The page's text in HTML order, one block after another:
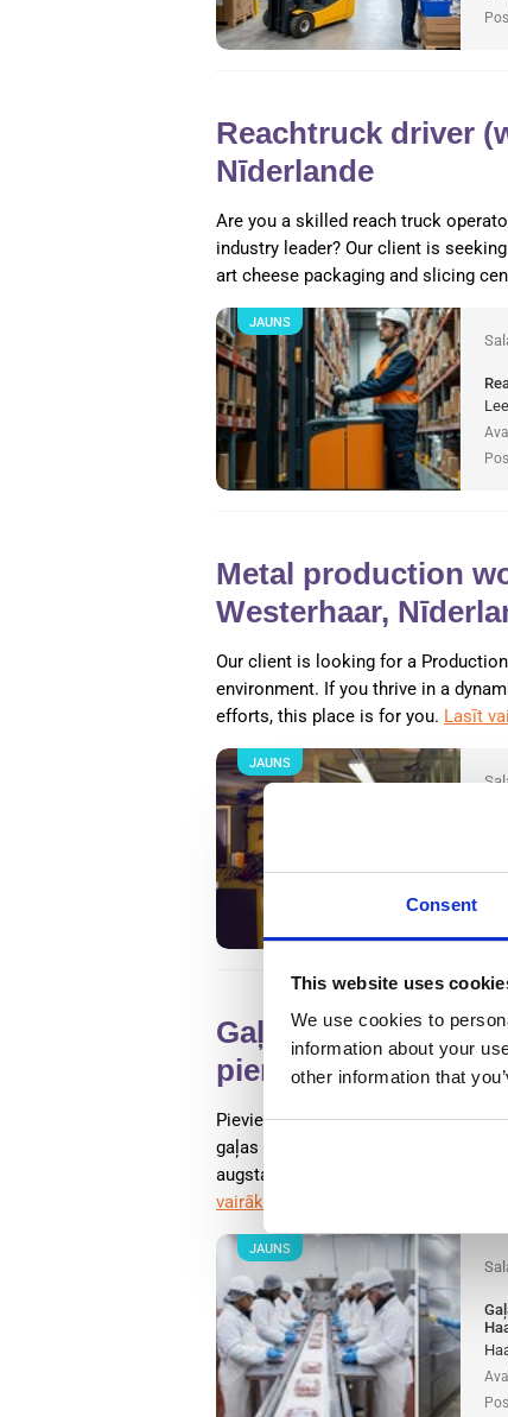
Consent
This website uses
We use cookies to
information about your
other information that
Reachtruck driver
Nīderlande
Are you a skilled reach truck
industry leader? Our client is
art cheese packaging and slicing
JAUNS
Metal production
Westerhaar,
Our client is looking for a
environment. If you thrive in a
efforts, this place is for you. Lasīt
JAUNS
Gaļas rūpnīcas
pieredzi) Haarlem,
Pievienojies pasaules līmeņa
gaļas ražotājiem Eiropā kā gaļas
augstajiem pārtikas drošības
vairāk
JAUNS